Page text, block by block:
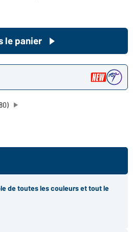
le panier
de toutes les couleurs et tout le